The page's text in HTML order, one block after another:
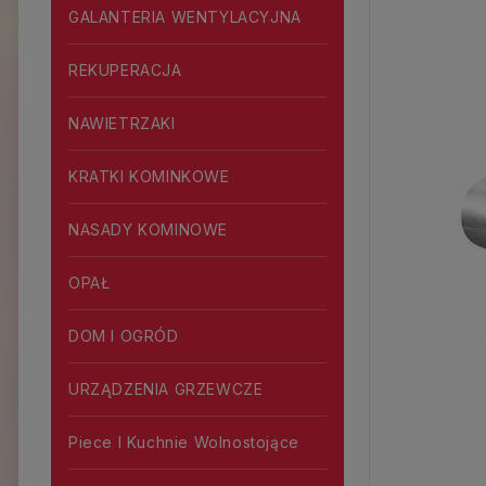
GALANTERIA WENTYLACYJNA
REKUPERACJA
NAWIETRZAKI
KRATKI KOMINKOWE
NASADY KOMINOWE
OPAŁ
DOM I OGRÓD
URZĄDZENIA GRZEWCZE
Piece I Kuchnie Wolnostojące